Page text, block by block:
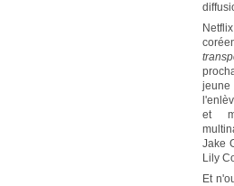
et
Jake
Lily
Et